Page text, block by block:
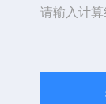
请输入计